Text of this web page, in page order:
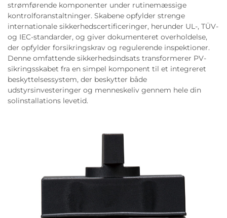
strømførende komponenter under rutinemæssige
kontrolforanstaltninger. Skabene opfylder strenge
internationale sikkerhedscertificeringer, herunder UL-, TÜV-
og IEC-standarder, og giver dokumenteret overholdelse,
der opfylder forsikringskrav og regulerende inspektioner.
Denne omfattende sikkerhedsindsats transformerer PV-
sikringsskabet fra en simpel komponent til et integreret
beskyttelsessystem, der beskytter både
udstyrsinvesteringer og menneskeliv gennem hele din
solinstallations levetid.